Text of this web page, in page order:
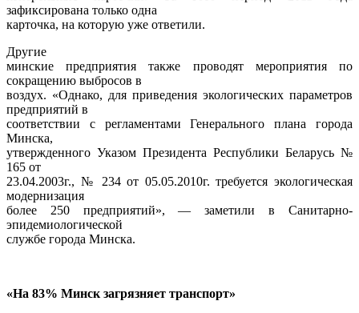
зафиксирована только одна
карточка, на которую уже ответили.
Другие
минские предприятия также проводят мероприятия по
сокращению выбросов в
воздух. «Однако, для приведения экологических параметров
предприятий в
соответствии с регламентами Генерального плана города
Минска,
утвержденного Указом Президента Республики Беларусь №
165 от
23.04.2003г., № 234 от 05.05.2010г. требуется экологическая
модернизация
более 250 предприятий», — заметили в Санитарно-
эпидемиологической
службе города Минска.
«На 83% Минск загрязняет транспорт»